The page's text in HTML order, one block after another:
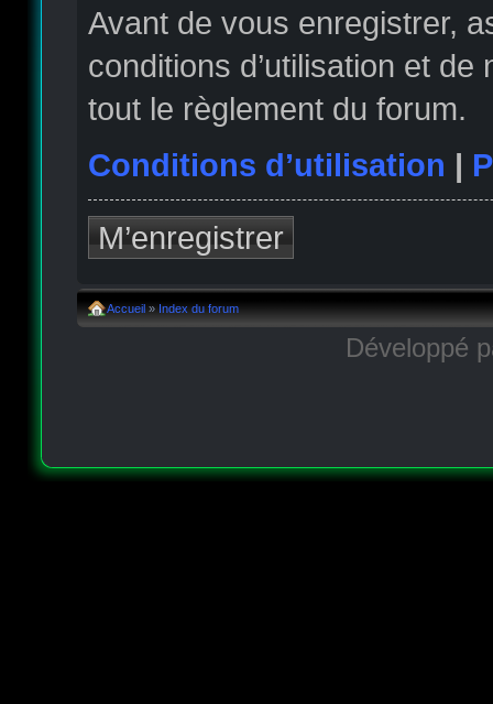
Avant de vous enregistrer,
conditions d’utilisation et
tout le règlement du forum.
Conditions d’utilisation |
M’enregistrer
Accueil » Index du forum
Développé